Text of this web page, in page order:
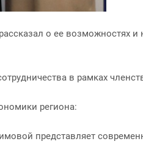
о ее возможностях и
в рамках
региона:
представляет